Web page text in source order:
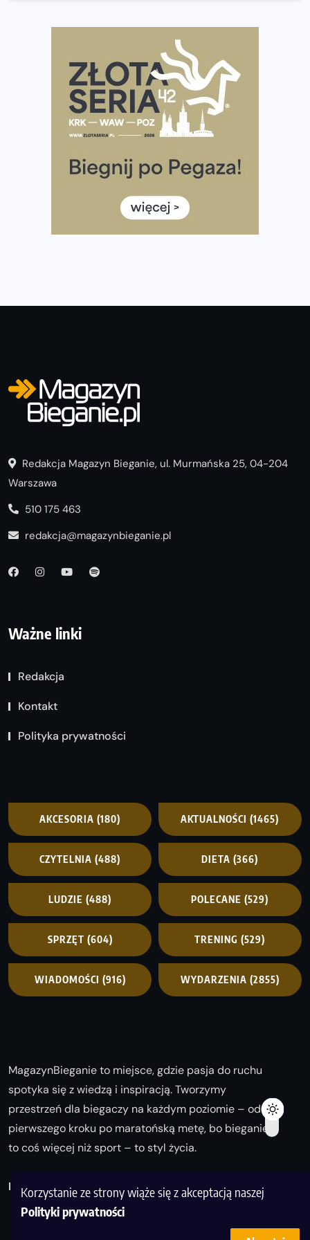
Korzystanie ze strony wiąże się z akceptacją naszej
Polityki prywatności
wybiera wyzwanie trzech największych maratonów w
Praska 5k Run gospodarzem Mistrzostw Polski
Największy Bieg Powstania Warszawskiego w historii.
Ponad 12 tysięcy uczestników pobiegło dla Bohaterów!
Tętno vs tempo – czym kierować się w bieganiu?
Co ma dużo białka? Produkty, które warto włączyć do
Rozbiegany Olsztyn szykuje się na weekend z
Już w tę sobotę 35. Bieg Powstania Warszawskiego.
Wystartuje rekordowa liczba uczestników
Redakcja Magazyn Bieganie, ul. Murmańska 25, 04-204
Warszawa
510 175 463
redakcja@magazynbieganie.pl
Ważne linki
Redakcja
Kontakt
Polityka prywatności
AKCESORIA (180) AKTUALNOŚCI (1465)
CZYTELNIA (488) DIETA (366)
LUDZIE (488) POLECANE (529)
SPRZĘT (604) TRENING (529)
WIADOMOŚCI (916) WYDARZENIA (2855)
MagazynBieganie to miejsce, gdzie pasja do ruchu
spotyka się z wiedzą i inspiracją. Tworzymy
przestrzeń dla biegaczy na każdym poziomie – od
pierwszego kroku po maratońską metę, bo bieganie
to coś więcej niż sport – to styl życia.
Biegaj z nami i odkrywaj swoją najlepszą wersję!